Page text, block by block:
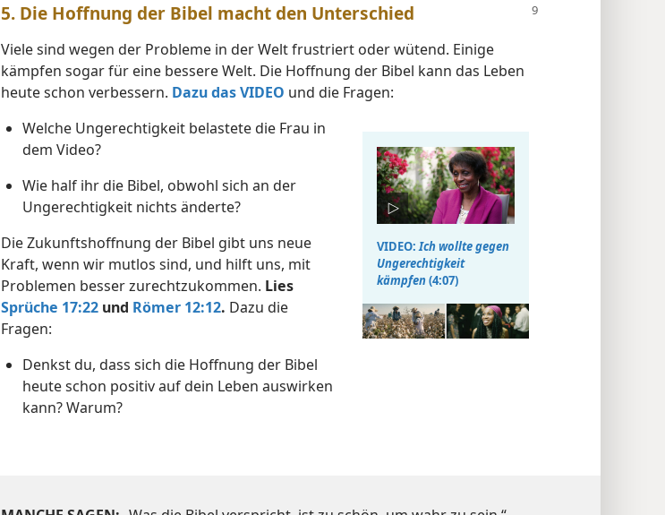
5. Die Hoffnung der Bibel macht den Unterschied
Viele sind wegen der Probleme in der Welt frustriert oder wütend. Einige
kämpfen sogar für eine bessere Welt. Die Hoffnung der Bibel kann das Leben
heute schon verbessern. Dazu das VIDEO und die Fragen:
VIDEO:Ich wollte gegen
Ungerechtigkeit
kämpfen(4:07)
Welche Ungerechtigkeit belastete die Frau in
dem Video?
Wie half ihr die Bibel, obwohl sich an der
Ungerechtigkeit nichts änderte?
Die Zukunftshoffnung der Bibel gibt uns neue
Kraft, wenn wir mutlos sind, und hilft uns, mit
Problemen besser zurechtzukommen. Lies
Sprüche 17:22 und Römer 12:12. Dazu die
Fragen:
Denkst du, dass sich die Hoffnung der Bibel
heute schon positiv auf dein Leben auswirken
kann? Warum?